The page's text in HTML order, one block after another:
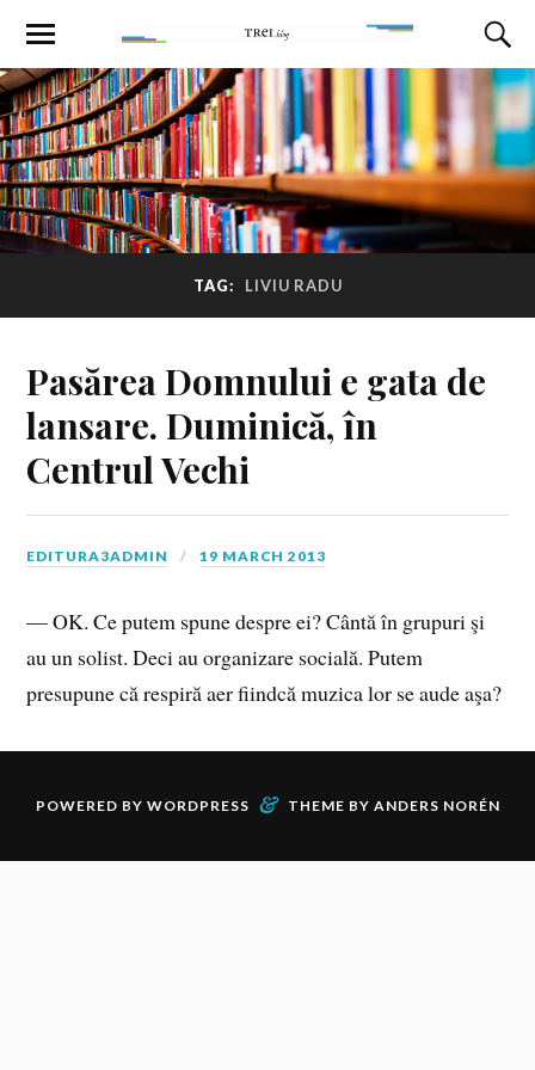
TAG: LIVIU RADU
Pasărea Domnului e gata de
lansare. Duminică, în
Centrul Vechi
EDITURA3ADMIN 19 MARCH 2013
— OK. Ce putem spune despre ei? Cântă în grupuri şi
au un solist. Deci au organizare socială. Putem
presupune că respiră aer fiindcă muzica lor se aude aşa?
POWERED BY WORDPRESS & THEME BY ANDERS NORÉN